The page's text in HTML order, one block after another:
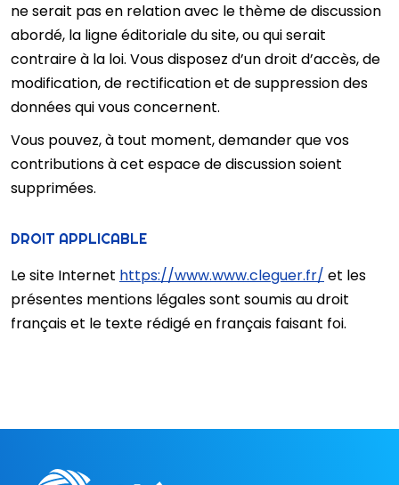
ne serait pas en relation avec le thème de discussion
abordé, la ligne éditoriale du site, ou qui serait
contraire à la loi. Vous disposez d’un droit d’accès, de
modification, de rectification et de suppression des
données qui vous concernent.
Vous pouvez, à tout moment, demander que vos
contributions à cet espace de discussion soient
supprimées.
DROIT APPLICABLE
Le site Internet https://www.www.cleguer.fr/ et les
présentes mentions légales sont soumis au droit
français et le texte rédigé en français faisant foi.